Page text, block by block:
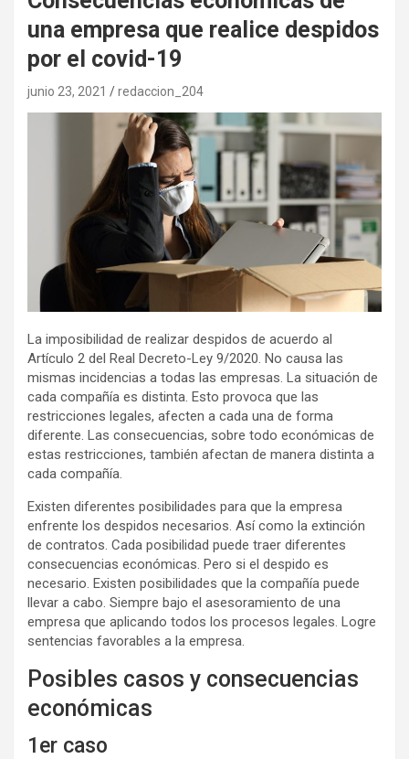
una empresa que realice despidos
por el covid-19
junio 23, 2021 redaccion_204
La imposibilidad de realizar despidos de acuerdo al
Artículo 2 del Real Decreto-Ley 9/2020. No causa las
mismas incidencias a todas las empresas. La situación de
cada compañía es distinta. Esto provoca que las
restricciones legales, afecten a cada una de forma
diferente. Las consecuencias, sobre todo económicas de
estas restricciones, también afectan de manera distinta a
cada compañía.
Existen diferentes posibilidades para que la empresa
enfrente los despidos necesarios. Así como la extinción
de contratos. Cada posibilidad puede traer diferentes
consecuencias económicas. Pero si el despido es
necesario. Existen posibilidades que la compañía puede
llevar a cabo. Siempre bajo el asesoramiento de una
empresa que aplicando todos los procesos legales. Logre
sentencias favorables a la empresa.
Posibles casos y consecuencias
económicas
1er caso